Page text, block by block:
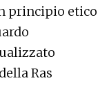
principio etico
Ras